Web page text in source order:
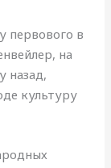
первового в
на
назад,
культуру